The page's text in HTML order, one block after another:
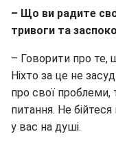
– Що ви радите
тривоги та
– Говорити про те,
Ніхто за це не
про свої проблеми,
питання. Не
у вас на душі.